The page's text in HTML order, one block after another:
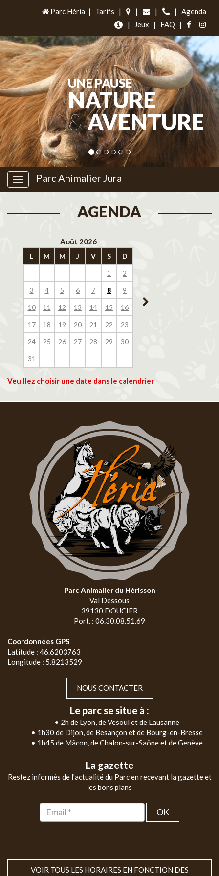
Parc Héria | Tarifs | | | |
Agenda
|
Jeux | FAQ |
UNE PAUSE
NATURE
&AVENTURE
Parc Animalier Jura
AGENDA
Août 2026
L M M J V S D
1 2
3 4 5 6 7 8 9
10 11 12 13 14 15 16
17 18 19 20 21 22 23
24 25 26 27 28 29 30
31
14
Veuillez choisir une date dans le calendrier
Parc Animalier du Hérisson
Val Dessous
39130 DOUCIER
Port. : 06.30.08.51.69
Coordonnées GPS
Latitude : 46.6203763
Longitude : 5.8213529
NOUS CONTACTER
Le parc se situe à :
• 2h de Lyon, de Vesoul et de Lausanne
• 1h30 de Dijon, de Besançon et de Bourg-en-Bresse
• 1h45 de Mâcon, de Chalon-sur-Saône et de Genève
La gazette
Restez informés de l'actualité du Parc en recevant la gazette et
les bons plans
OK
VOIR TOUS LES HORAIRES EN FONCTION DES